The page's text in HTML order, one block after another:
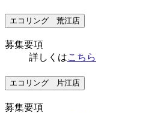
エコリング 荒江店
募集要項
詳しくはこちら
エコリング 片江店
募集要項